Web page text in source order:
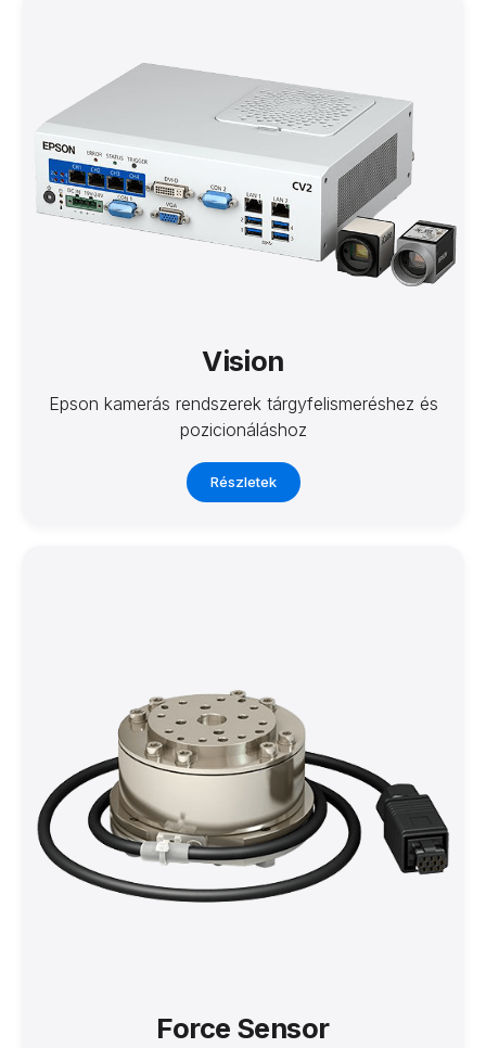
Vision
Epson kamerás rendszerek tárgyfelismeréshez és
pozicionáláshoz
Részletek
Force Sensor